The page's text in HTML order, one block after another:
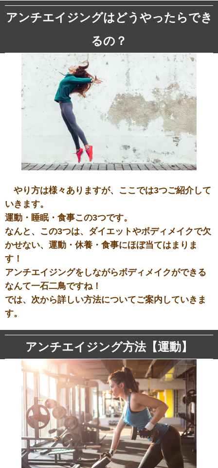
アンチエイジングはどうやったらでき
るの？
やり方は様々ありますが、ここでは3つご紹介して
いきます。
運動・睡眠・食事この3つです。
なんと、この3つは、ダイエットやボディメイクで欠
かせない、運動・休養・食事にほぼ当てはまりま
す！
アンチエイジングをしながらボディメイクができる
なんて一石二鳥ですね！
では、次から詳しい方法についてご案内していきま
す。
アンチエイジング方法【運動】